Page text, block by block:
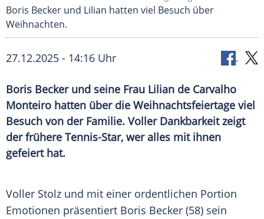
Boris Becker und Lilian hatten viel Besuch über
Weihnachten.
27.12.2025 - 14:16 Uhr
Boris Becker und seine Frau Lilian de Carvalho
Monteiro hatten über die Weihnachtsfeiertage viel
Besuch von der Familie. Voller Dankbarkeit zeigt
der frühere Tennis-Star, wer alles mit ihnen
gefeiert hat.
Voller Stolz und mit einer ordentlichen Portion
Emotionen präsentiert Boris Becker (58) sein